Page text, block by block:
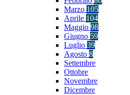
Marzo 105
Aprile 104
Maggio 98
Giugno 59
Luglio 39
Agosto 8
Settembre
Ottobre
Novembre
Dicembre